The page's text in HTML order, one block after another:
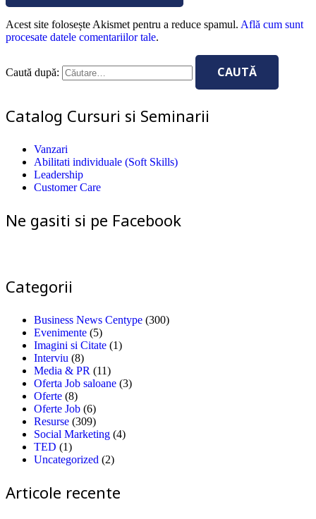
Acest site folosește Akismet pentru a reduce spamul. Află cum sunt
procesate datele comentariilor tale.
Caută după:
Catalog Cursuri si Seminarii
Vanzari
Abilitati individuale (Soft Skills)
Leadership
Customer Care
Ne gasiti si pe Facebook
Categorii
Business News Centype (300)
Evenimente (5)
Imagini si Citate (1)
Interviu (8)
Media & PR (11)
Oferta Job saloane (3)
Oferte (8)
Oferte Job (6)
Resurse (309)
Social Marketing (4)
TED (1)
Uncategorized (2)
Articole recente